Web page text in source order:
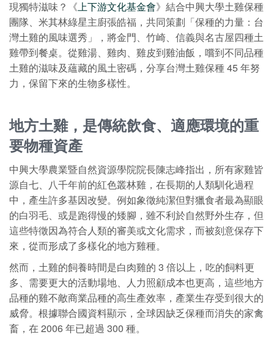
現獨特滋味？《上下游文化基金會》結合中興大學土雞保種
團隊、米其林綠星主廚張皓福，共同策劃「保種的力量：台
灣土雞的風味選秀」，將金門、竹崎、信義與名古屋四種土
雞帶到餐桌。從雞湯、雞肉、雞皮到雞油飯，嚐到不同品種
土雞的滋味及蘊藏的風土密碼，分享台灣土雞保種 45 年努
力，保留下來的生物多樣性。
地方土雞，是傳統飲食、適應環境的重
要物種資產
中興大學農業暨自然資源學院院長陳志峰指出，所有家雞皆
源自七、八千年前的紅色叢林雞，在長期的人類馴化過程
中，產生許多基因改變。例如象徵純潔但對獵食者最為顯眼
的白羽毛、或是跑得慢的矮腳，雖不利於自然野外生存，但
這些特徵因為符合人類的審美或文化需求，而被刻意保存下
來，從而形成了多樣化的地方雞種。
然而，土雞的飼養時間是白肉雞的 3 倍以上，吃的飼料更
多、需要更大的活動場地、人力照顧成本也更高，這些地方
品種的雞不敵商業品種的高生產效率，產業生存受到很大的
威脅。根據聯合國資料顯示，全球因缺乏保種而消失的家禽
畜，在 2006 年已超過 300 種。